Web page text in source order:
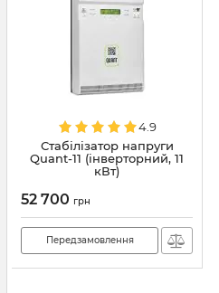
4.9
Стабілізатор напруги
Quant-11 (інверторний, 11
кВт)
52 700 грн
Передзамовлення